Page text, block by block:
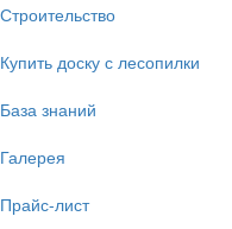
Строительство
Купить доску с лесопилки
База знаний
Галерея
Прайс-лист